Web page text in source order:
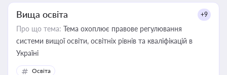
Вища освіта +9
Про що тема: Тема охоплює правове регулювання
системи вищої освіти, освітніх рівнів та кваліфікацій в
Україні
Освіта